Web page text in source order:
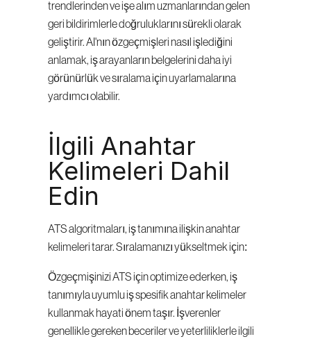
trendlerinden ve işe alım uzmanlarından gelen
geri bildirimlerle doğruluklarını sürekli olarak
geliştirir. AI'nın özgeçmişleri nasıl işlediğini
anlamak, iş arayanların belgelerini daha iyi
görünürlük ve sıralama için uyarlamalarına
yardımcı olabilir.
İlgili Anahtar
Kelimeleri Dahil
Edin
ATS algoritmaları, iş tanımına ilişkin anahtar
kelimeleri tarar. Sıralamanızı yükseltmek için:
Özgeçmişinizi ATS için optimize ederken, iş
tanımıyla uyumlu iş spesifik anahtar kelimeler
kullanmak hayati önem taşır. İşverenler
genellikle gereken beceriler ve yeterliliklerle ilgili